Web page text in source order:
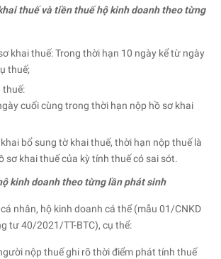
thuế và tiền thuế hộ kinh doanh theo từng
khai thuế: Trong thời hạn 10 ngày kể từ ngày
thuế;
thuế:
cuối cùng trong thời hạn nộp hồ sơ khai
bổ sung tờ khai thuế, thời hạn nộp thuế là
sơ khai thuế của kỳ tính thuế có sai sót.
kinh doanh theo từng lần phát sinh
nhân, hộ kinh doanh cá thể (mẫu 01/CNKD
tư 40/2021/TT-BTC), cụ thể:
nộp thuế ghi rõ thời điểm phát tính thuế